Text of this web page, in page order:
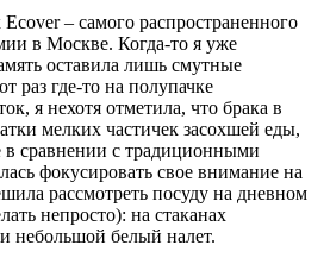
Ecover – самого распространенного
в Москве. Когда-то я уже
оставила лишь смутные
раз где-то на полупачке
я нехотя отметила, что брака в
мелких частичек засохшей еды,
в сравнении с традиционными
фокусировать свое внимание на
рассмотреть посуду на дневном
непросто): на стаканах
небольшой белый налет.